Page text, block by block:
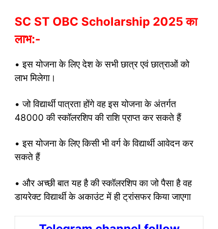
SC ST OBC Scholarship 2025 का
लाभ:-
• इस योजना के लिए देश के सभी छात्र एवं छात्राओं को
लाभ मिलेगा।
• जो विद्यार्थी पात्रता होंगे वह इस योजना के अंतर्गत
48000 की स्कॉलरशिप की राशि प्राप्त कर सकते हैं
• इस योजना के लिए किसी भी वर्ग के विद्यार्थी आवेदन कर
सकते हैं
• और अच्छी बात यह है की स्कॉलरशिप का जो पैसा है वह
डायरेक्ट विद्यार्थी के अकाउंट में ही ट्रांसफर किया जाएगा